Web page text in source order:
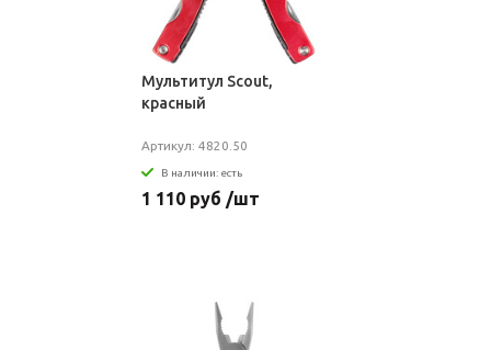
Мультитул Scout,
красный
Артикул: 4820.50
В наличии: есть
1 110 руб /шт